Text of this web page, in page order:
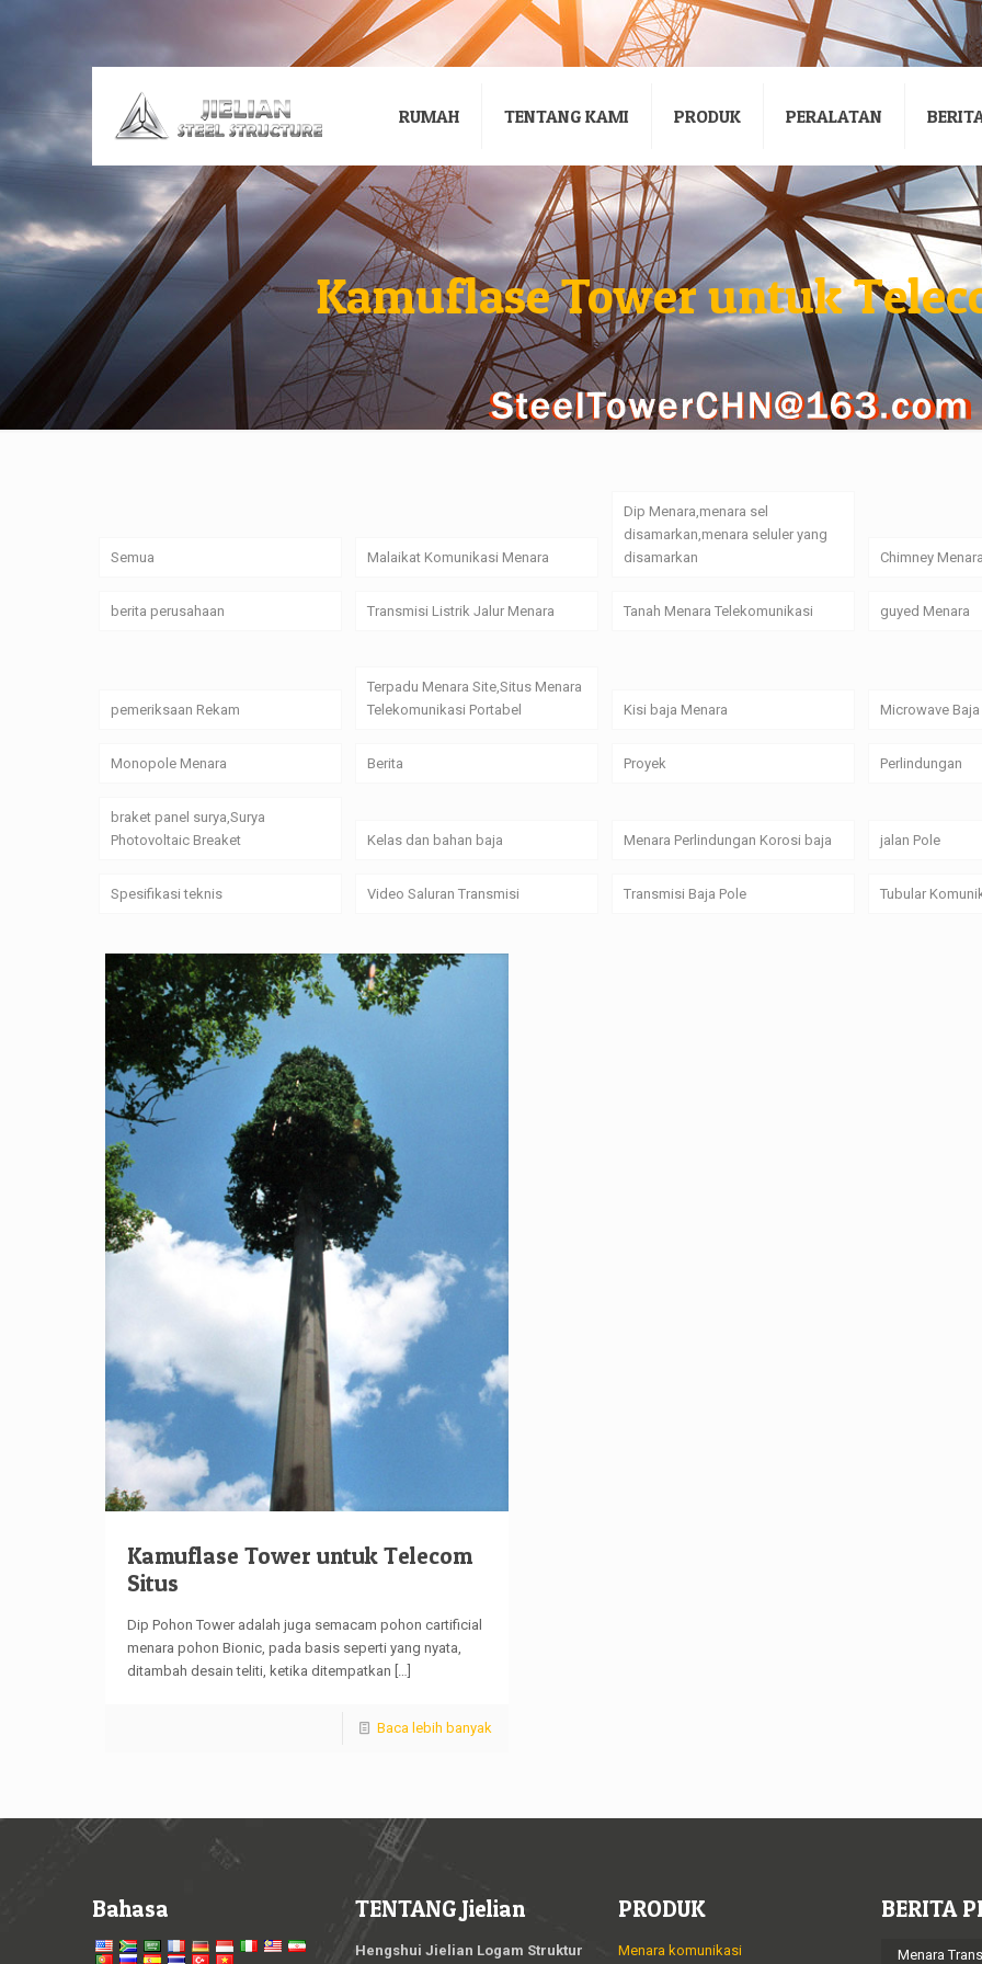
RUMAH TENTANG KAMI PRODUK PERALATAN
Kamuflase Tower untuk
Semua Malaikat Komunikasi Menara
Dip Menara,menara sel
disamarkan,menara seluler yang
disamarkan
Chimney
berita perusahaan Transmisi Listrik Jalur Menara Tanah Menara Telekomunikasi guyed Menara
pemeriksaan Rekam
Terpadu Menara Site,Situs Menara
Telekomunikasi Portabel
Kisi baja Menara Microwave
Monopole Menara Berita Proyek Perlindungan
braket panel surya,Surya
Photovoltaic Breaket
Kelas dan bahan baja Menara Perlindungan Korosi baja jalan Pole
Spesifikasi teknis Video Saluran Transmisi Transmisi Baja Pole Tubular
Kamuflase Tower untuk Telecom
Situs
Dip Pohon Tower adalah juga semacam pohon cartificial
menara pohon Bionic, pada basis seperti yang nyata,
ditambah desain teliti, ketika ditempatkan
Baca lebih banyak
Bahasa TENTANG Jielian
Hengshui Jielian Logam Struktur
PRODUK
Menara komunikasi
BERITA
Menara